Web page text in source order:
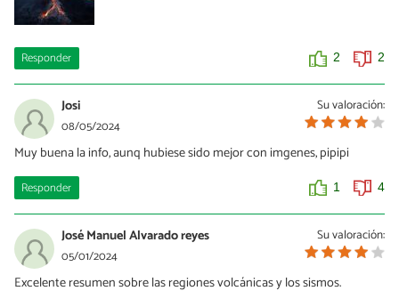
Responder 2 2
Su valoración:
Josi
08/05/2024
Muy buena la info, aunq hubiese sido mejor con imgenes, pipipi
Responder 1 4
Su valoración:
José Manuel Alvarado reyes
05/01/2024
Excelente resumen sobre las regiones volcánicas y los sismos.